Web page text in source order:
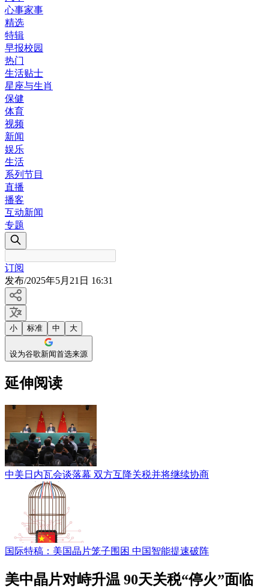
心事家事
精选
特辑
早报校园
热门
生活贴士
星座与生肖
保健
体育
视频
新闻
娱乐
生活
系列节目
直播
播客
互动新闻
专题
订阅
发布/2025年5月21日 16:31
小 标准 中 大
设为谷歌新闻首选来源
延伸阅读
中美日内瓦会谈落幕 双方互降关税并将继续协商
国际特稿：美国晶片笼子围困 中国智能提速破阵
美中晶片对峙升温 90天关税“停火”面临